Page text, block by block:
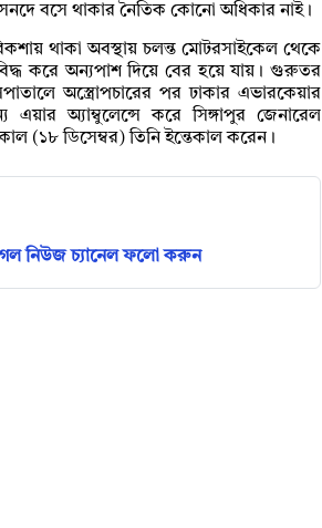
বসে থাকার নৈতিক কোনো অধিকার নাই।
থাকা অবস্থায় চলন্ত মোটরসাইকেল থেকে
করে অন্যপাশ দিয়ে বের হয়ে যায়। গুরুতর
অস্ত্রোপচারের পর ঢাকার এভারকেয়ার
অ্যাম্বুলেন্সে করে সিঙ্গাপুর জেনারেল
(১৮ ডিসেম্বর) তিনি ইন্তেকাল করেন।
নিউজ চ্যানেল ফলো করুন